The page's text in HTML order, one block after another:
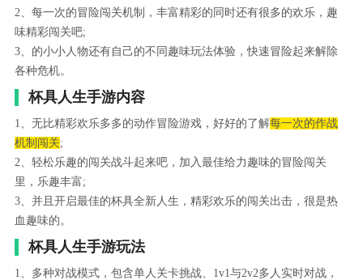
2、每一次的冒险闯关机制，丰富精彩的同时还有很多的欢乐，趣
味精彩闯关吧;
3、的小小人物还有自己的不同趣味玩法体验，快速冒险起来解除
各种危机。
杯具人生手游内容
1、无比精彩欢乐多多的动作冒险游戏，好好的了解每一次的作战
机制闯关;
2、轻松乐趣的闯关战斗起来吧，加入最佳给力趣味的冒险闯关
里，乐趣丰富;
3、并且开启最佳的杯具全新人生，精彩欢乐的闯关出击，很是热
血趣味的。
杯具人生手游玩法
1、多种对战模式，包含单人关卡挑战、1v1与2v2多人实时对战，